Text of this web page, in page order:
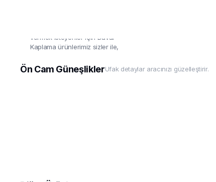
vermek isteyenler için Duvar
Kaplama ürünlerimiz sizler ile,
Ön Cam GüneşliklerUfak detaylar aracınızı güzelleştirir.